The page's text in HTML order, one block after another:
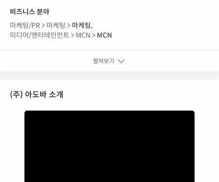
비즈니스 분야
마케팅/PR > 마케팅 > 마케팅,
미디어/엔터테인먼트 > MCN > MCN
펼쳐보기
(주) 아도바 소개